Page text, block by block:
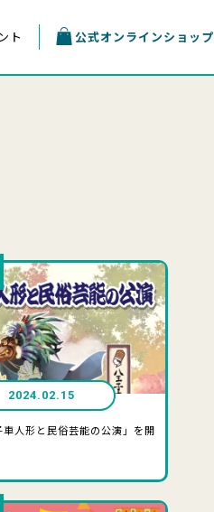
ト 公式オンラインショップ
2024.02.15
人形と民俗芸能の公演」を開